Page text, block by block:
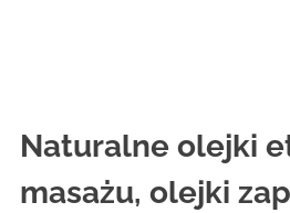
Naturalne olejki
masażu, olejki